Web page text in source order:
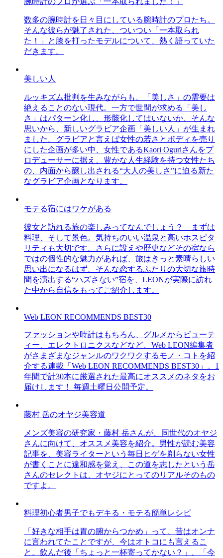
数多の腕時計を日々目にしている腕時計のプロたち。
そんな彼らが魅了された、ついつい「一本取られ
た！」と膝を打ったモデルについて、熱く語っていた
だきます。
美しい人
ルッキズム批判を生みながらも、「美しさ」の需要は
絶えることのない現代。一方で世間が求める「美し
さ」はパターン化し、形骸化してはいないか、そんな
思いから、新しいグラビア企画「美しい人」が生まれ
ました。グラビアと言えば女性の若さとボディを売り
にした企画が多い中、女性であるKaori Oguriさんをプ
ロデューサーに据え、豊かな人生経験を持つ女性たち
の、内面から醸し出される“大人の美しさ”に迫る新た
なグラビア企画となります。
モテる宿にはワケがある
彼女と訪れる旅の楽しみってなんでしょう？ まずは
料理、そして景色。気持ちのいい温泉と高いホスピタ
リティも大切です。さらに設えや歴史などその宿なら
ではの個性的な魅力があれば、旅はきっと素晴らしい
思い出になるはず。そんな恋するふたりの大切な旅時
間を演出する“ハズさない”宿を、LEONが実際に訪れ
た中から自信をもってご紹介します。
Web LEON RECOMMENDS BEST30
ファッションや時計はもちろん、グルメからビューテ
ィー、エレクトロニクスなどなど、Web LEON編集者
がさまざまなジャンルのワクワクするモノ・コトを紹
介する連載「Web LEON RECOMMENDS BEST30」。1
年間で計30本に厳選された最高にオススメのネタをお
届けします！ 毎週土曜日公開予定。
藤村 岳のオヤジ美容道
メンズ美容の研究家・藤村 岳さんが、同世代のオヤジ
さんに向けて、オススメ美容を紹介。男性が読む美容
記事を、美容ライターという毎日ヒゲを剃らない女性
が書くことに違和感を覚え、この道を志したという岳
さんのセレクトは、オヤジにとってのリアルそのもの
ですよ。
料理初心者男子でもデキる・モテる簡単レシピ
「好きな相手は胃の腑からつかめ」って、昔はオンナ
に言われてたことですが、今はオトコにも言えるこ
と。飲んだ後「ちょっと一杯寄ってかない？」、「今